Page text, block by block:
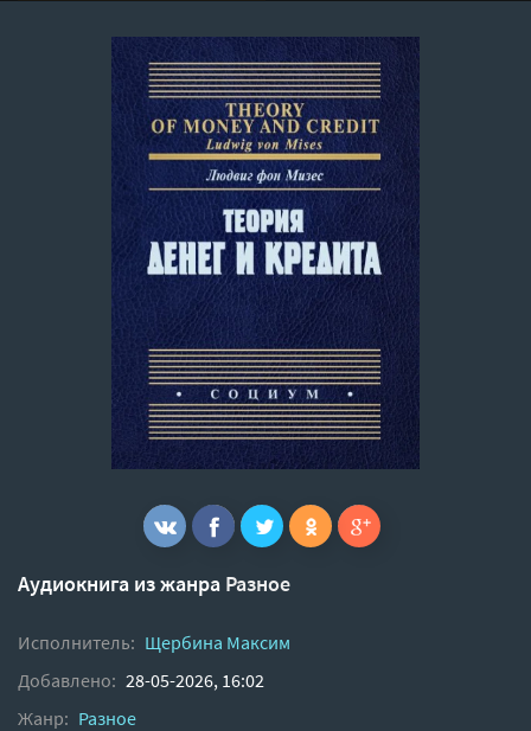
Аудиокнига из жанра Разное
Исполнитель: Щербина Максим
Добавлено: 28-05-2026, 16:02
Жанр: Разное